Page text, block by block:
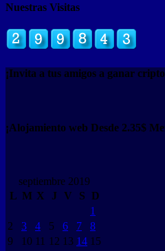
Nuestras Visitas
¡Invita a tus amigos a ganar
¡Alojamiento web Desde 2.35$
septiembre 2019
L M X J V S D
1
2
3 4 5 6 7
8
9
10 11 12 13 14 15